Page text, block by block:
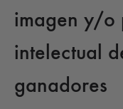
imagen y/o
intelectual
ganadores